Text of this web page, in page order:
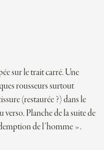
sur le trait carré. Une
rousseurs surtout
(restaurée ?) dans le
verso. Planche de la suite de
de l’homme ».